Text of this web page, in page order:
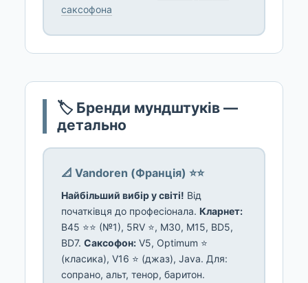
саксофона
🏷️ Бренди мундштуків —
детально
📐 Vandoren (Франція) ⭐⭐
Найбільший вибір у світі! Від
початківця до професіонала. Кларнет:
B45 ⭐⭐ (№1), 5RV ⭐, M30, M15, BD5,
BD7. Саксофон: V5, Optimum ⭐
(класика), V16 ⭐ (джаз), Java. Для:
сопрано, альт, тенор, баритон.